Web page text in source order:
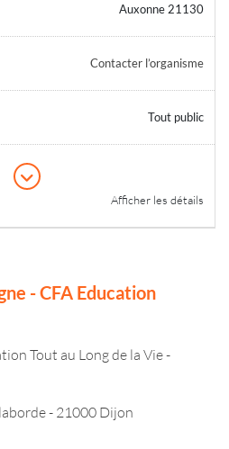
Auxonne 21130
Contacter l’organisme
Tout public
Afficher les détails
- CFA Education
Tout au Long de la Vie -
- 21000 Dijon